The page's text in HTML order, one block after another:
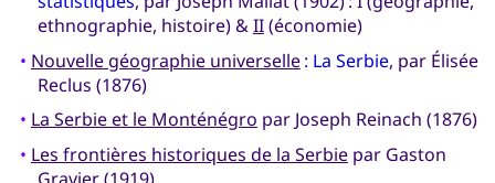
ethnographie, histoire) &II(économie)
• Nouvelle géographie universelle: La Serbie, par Élisée
Reclus (1876)
• La Serbie et le Monténégro par Joseph Reinach (1876)
• Les frontières historiques de la Serbiepar Gaston